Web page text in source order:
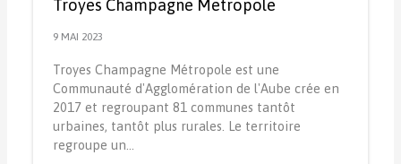
Troyes Champagne Metropole
9 MAI 2023
Troyes Champagne Métropole est une
Communauté d'Agglomération de l'Aube crée en
2017 et regroupant 81 communes tantôt
urbaines, tantôt plus rurales. Le territoire
regroupe un…